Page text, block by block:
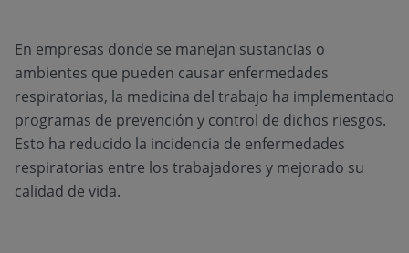
En empresas donde se manejan sustancias o
ambientes que pueden causar enfermedades
respiratorias, la medicina del trabajo ha implementado
programas de prevención y control de dichos riesgos.
Esto ha reducido la incidencia de enfermedades
respiratorias entre los trabajadores y mejorado su
calidad de vida.